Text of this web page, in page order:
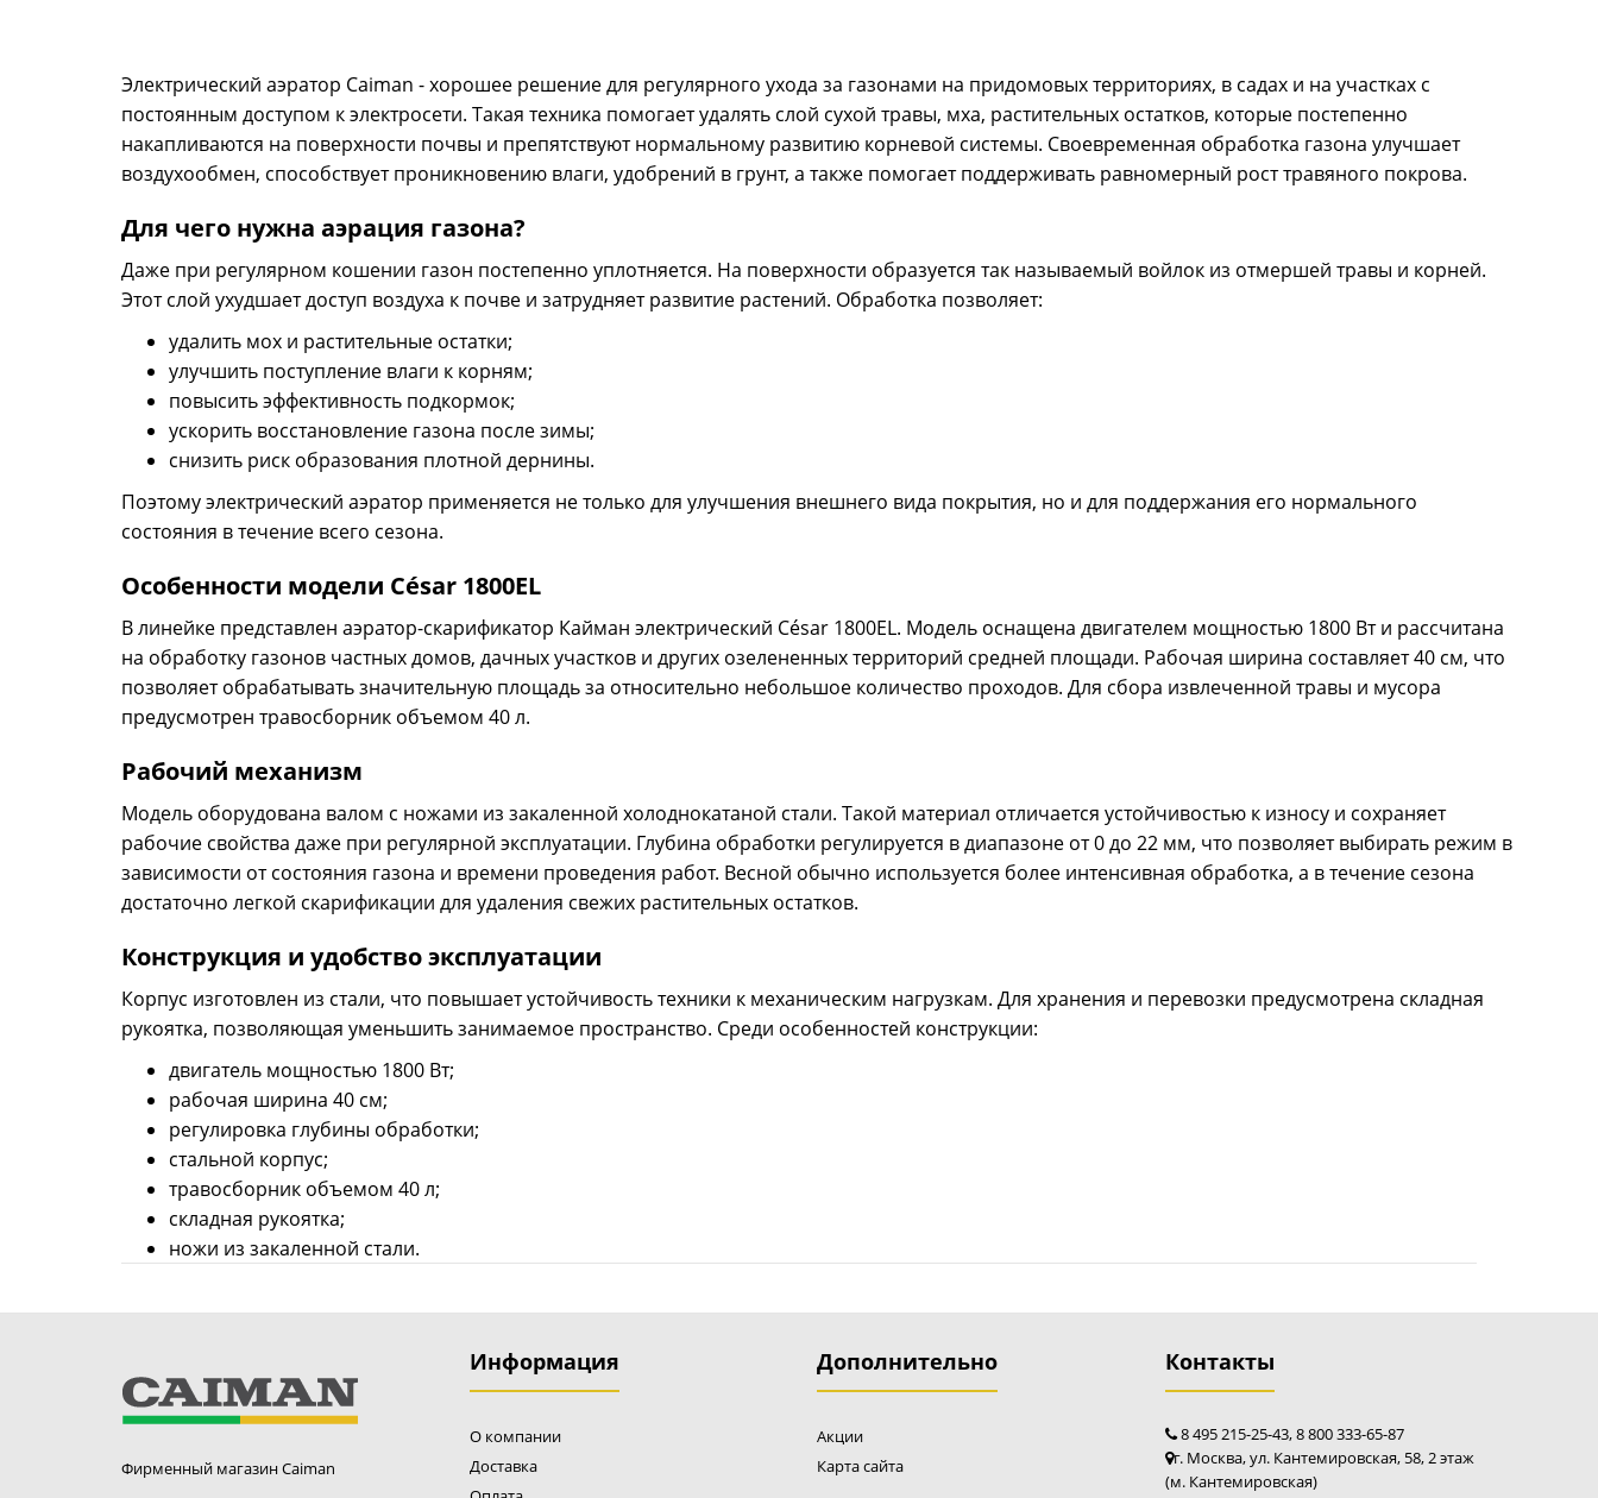
Электрический аэратор Caiman - хорошее решение для регулярного ухода за газонами на придомовых территориях, в садах и на участках с
постоянным доступом к электросети. Такая техника помогает удалять слой сухой травы, мха, растительных остатков, которые постепенно
накапливаются на поверхности почвы и препятствуют нормальному развитию корневой системы. Своевременная обработка газона улучшает
воздухообмен, способствует проникновению влаги, удобрений в грунт, а также помогает поддерживать равномерный рост травяного покрова.
Для чего нужна аэрация газона?
Даже при регулярном кошении газон постепенно уплотняется. На поверхности образуется так называемый войлок из отмершей травы и корней.
Этот слой ухудшает доступ воздуха к почве и затрудняет развитие растений. Обработка позволяет:
удалить мох и растительные остатки;
улучшить поступление влаги к корням;
повысить эффективность подкормок;
ускорить восстановление газона после зимы;
снизить риск образования плотной дернины.
Поэтому электрический аэратор применяется не только для улучшения внешнего вида покрытия, но и для поддержания его нормального
состояния в течение всего сезона.
Особенности модели César 1800EL
В линейке представлен аэратор-скарификатор Кайман электрический César 1800EL. Модель оснащена двигателем мощностью 1800 Вт и рассчитана
на обработку газонов частных домов, дачных участков и других озелененных территорий средней площади. Рабочая ширина составляет 40 см, что
позволяет обрабатывать значительную площадь за относительно небольшое количество проходов. Для сбора извлеченной травы и мусора
предусмотрен травосборник объемом 40 л.
Рабочий механизм
Модель оборудована валом с ножами из закаленной холоднокатаной стали. Такой материал отличается устойчивостью к износу и сохраняет
рабочие свойства даже при регулярной эксплуатации. Глубина обработки регулируется в диапазоне от 0 до 22 мм, что позволяет выбирать режим в
зависимости от состояния газона и времени проведения работ. Весной обычно используется более интенсивная обработка, а в течение сезона
достаточно легкой скарификации для удаления свежих растительных остатков.
Конструкция и удобство эксплуатации
Корпус изготовлен из стали, что повышает устойчивость техники к механическим нагрузкам. Для хранения и перевозки предусмотрена складная
рукоятка, позволяющая уменьшить занимаемое пространство. Среди особенностей конструкции:
двигатель мощностью 1800 Вт;
рабочая ширина 40 см;
регулировка глубины обработки;
стальной корпус;
травосборник объемом 40 л;
складная рукоятка;
ножи из закаленной стали.
Фирменный магазин Caiman
Информация
О компании
Доставка
Дополнительно
Акции
Карта сайта
Контакты
8 495 215-25-43, 8 800 333-65-87
г. Москва, ул. Кантемировская, 58, 2 этаж
(м. Кантемировская)